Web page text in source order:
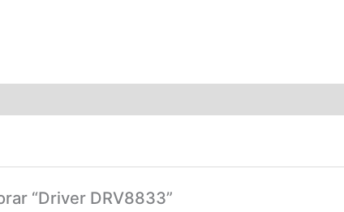
“Driver DRV8833”